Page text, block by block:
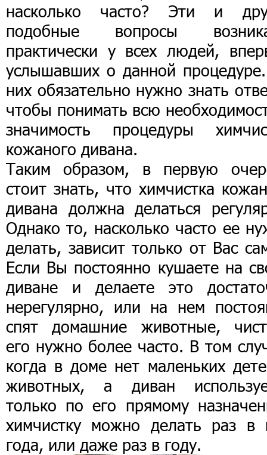
насколько часто? Эти и
подобные вопросы
практически у всех людей,
услышавших о данной
них обязательно нужно знать
чтобы понимать всю
значимость процедуры
кожаного дивана.
Таким образом, в первую
стоит знать, что химчистка
дивана должна делаться
Однако то, насколько часто ее
делать, зависит только от Вас
Если Вы постоянно кушаете на
диване и делаете это
нерегулярно, или на нем
спят домашние животные,
его нужно более часто. В том
когда в доме нет маленьких
животных, а диван
только по его прямому
химчистку можно делать раз в
года, или даже раз в году.